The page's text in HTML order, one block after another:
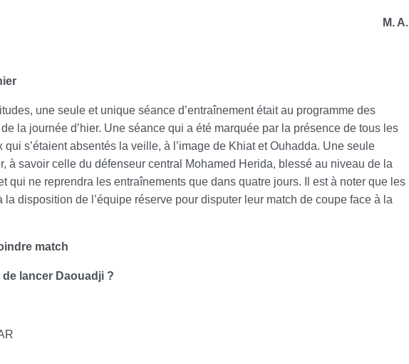
M. A.
une seule et unique séance d’entraînement était au programme des
la journée d’hier. Une séance qui a été marquée par la présence de tous les
qui s’étaient absentés la veille, à l’image de Khiat et Ouhadda. Une seule
à savoir celle du défenseur central Mohamed Herida, blessé au niveau de la
qui ne reprendra les entraînements que dans quatre jours. Il est à noter que les
la disposition de l’équipe réserve pour disputer leur match de coupe face à la
match
lancer Daouadji ?